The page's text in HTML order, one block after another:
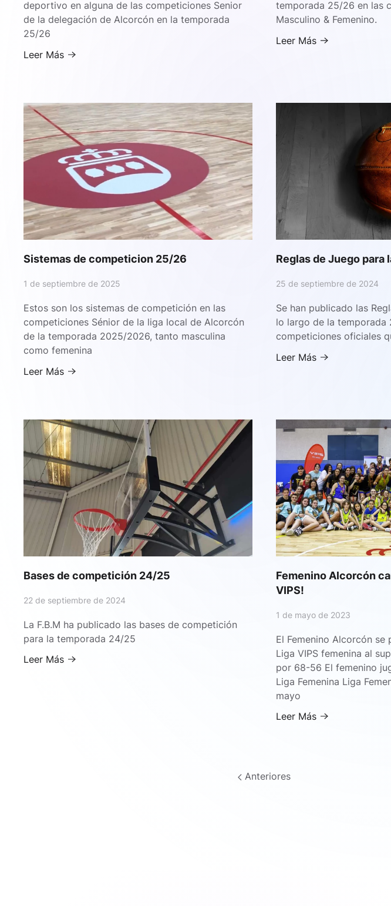
deportivo en alguna de las competiciones Senior
de la delegación de Alcorcón en la temporada
25/26
Leer Más
temporada 25/26 en las
Masculino & Femenino.
Leer Más
Sistemas de competicion 25/26
1 de septiembre de 2025
Estos son los sistemas de competición en las
competiciones Sénior de la liga local de Alcorcón
de la temporada 2025/2026, tanto masculina
como femenina
Leer Más
Reglas de Juego
25 de septiembre de 2024
Se han publicado las
lo largo de la temporada
competiciones oficiales
Leer Más
Bases de competición 24/25
22 de septiembre de 2024
La F.B.M ha publicado las bases de competición
para la temporada 24/25
Leer Más
Femenino Alcorcón
VIPS!
1 de mayo de 2023
El Femenino Alcorcón
Liga VIPS femenina al
por 68-56 El femenino
Liga Femenina Liga
mayo
Leer Más
Anteriores